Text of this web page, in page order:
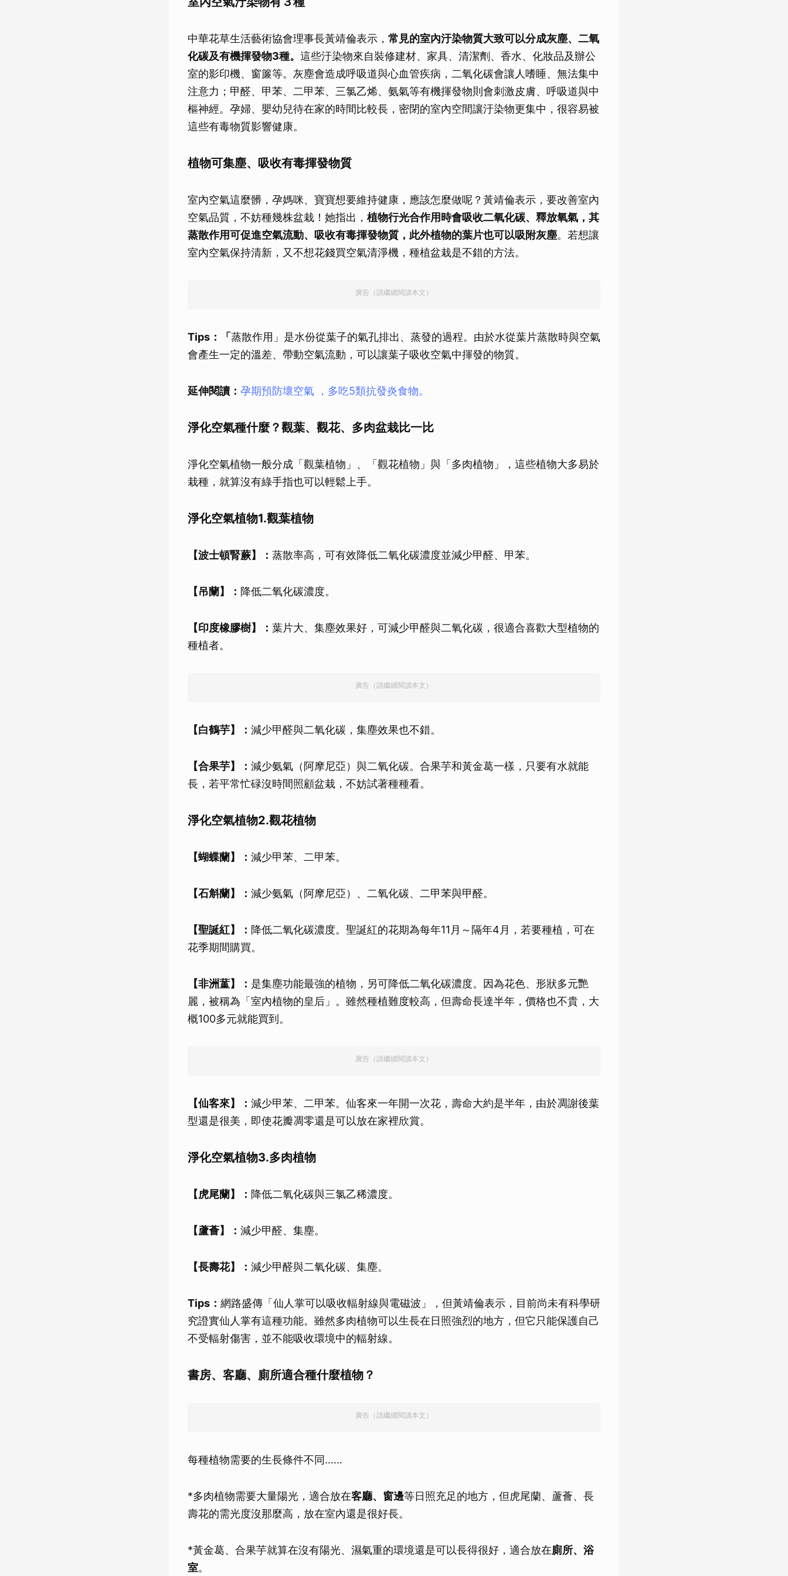
中華花草生活藝術協會理事長黃靖倫表示， 常見的室內汙染物質大致可以分成灰塵、二氧
化碳及有機揮發物3種。 這些汙染物來自裝修建材、家具、清潔劑、香水、化妝品及辦公
室的影印機、窗簾等。灰塵會造成呼吸道與心血管疾病，二氧化碳會讓人嗜睡、無法集中
注意力；甲醛、甲苯、二甲苯、三氯乙烯、氨氣等有機揮發物則會刺激皮膚、呼吸道與中
樞神經。孕婦、嬰幼兒待在家的時間比較長，密閉的室內空間讓汙染物更集中，很容易被
這些有毒物質影響健康。
植物可集塵、吸收有毒揮發物質
室內空氣這麼髒，孕媽咪、寶寶想要維持健康，應該怎麼做呢？黃靖倫表示，要改善室內
空氣品質，不妨種幾株盆栽！她指出， 植物行光合作用時會吸收二氧化碳、釋放氧氣，其
蒸散作用可促進空氣流動、吸收有毒揮發物質，此外植物的葉片也可以吸附灰塵。若想讓
室內空氣保持清新，又不想花錢買空氣清淨機，種植盆栽是不錯的方法。
廣告（請繼續閱讀本文）
Tips ：「 蒸散作用」是水份從葉子的氣孔排出、蒸發的過程。由於水從葉片蒸散時與空氣
會產生一定的溫差、帶動空氣流動，可以讓葉子吸收空氣中揮發的物質。
延伸閱讀： 孕期預防壞空氣 ，多吃5類抗發炎食物。
淨化空氣種什麼？觀葉、觀花、多肉盆栽比一比
淨化空氣植物一般分成「觀葉植物」、「觀花植物」與「多肉植物」，這些植物大多易於
栽種，就算沒有綠手指也可以輕鬆上手。
淨化空氣植物1.觀葉植物
【波士頓腎蕨】： 蒸散率高，可有效降低二氧化碳濃度並減少甲醛、甲苯。
【吊蘭】： 降低二氧化碳濃度。
【印度橡膠樹】： 葉片大、集塵效果好，可減少甲醛與二氧化碳，很適合喜歡大型植物的
種植者。
廣告（請繼續閱讀本文）
【白鶴芋】： 減少甲醛與二氧化碳，集塵效果也不錯。
【合果芋】： 減少氨氣（阿摩尼亞）與二氧化碳。合果芋和黃金葛一樣，只要有水就能
長，若平常忙碌沒時間照顧盆栽，不妨試著種種看。
淨化空氣植物2.觀花植物
【蝴蝶蘭】： 減少甲苯、二甲苯。
【石斛蘭】： 減少氨氣（阿摩尼亞）、二氧化碳、二甲苯與甲醛。
【聖誕紅】： 降低二氧化碳濃度。聖誕紅的花期為每年11月～隔年4月，若要種植，可在
花季期間購買。
【非洲蓳】： 是集塵功能最強的植物，另可降低二氧化碳濃度。因為花色、形狀多元艷
麗，被稱為「室內植物的皇后」。雖然種植難度較高，但壽命長達半年，價格也不貴，大
概100多元就能買到。
廣告（請繼續閱讀本文）
【仙客來】： 減少甲苯、二甲苯。仙客來一年開一次花，壽命大約是半年，由於凋謝後葉
型還是很美，即使花瓣凋零還是可以放在家裡欣賞。
淨化空氣植物3.多肉植物
【虎尾蘭】： 降低二氧化碳與三氯乙稀濃度。
【蘆薈】： 減少甲醛、集塵。
【長壽花】： 減少甲醛與二氧化碳、集塵。
Tips ： 網路盛傳「仙人掌可以吸收輻射線與電磁波」，但黃靖倫表示，目前尚未有科學研
究證實仙人掌有這種功能。雖然多肉植物可以生長在日照強烈的地方，但它只能保護自己
不受輻射傷害，並不能吸收環境中的輻射線。
書房、客廳、廁所適合種什麼植物？
廣告（請繼續閱讀本文）
每種植物需要的生長條件不同……
*多肉植物需要大量陽光，適合放在客廳、窗邊等日照充足的地方，但虎尾蘭、蘆薈、長
壽花的需光度沒那麼高，放在室內還是很好長。
*黃金葛、合果芋就算在沒有陽光、濕氣重的環境還是可以長得很好，適合放在廁所、浴
室。